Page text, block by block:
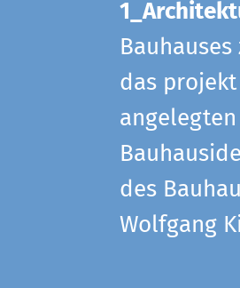
das
des
Wolfgang